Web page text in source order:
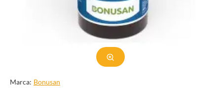
de enfermedades como la obesidad, la diabetes tipo 2, la artritis
reumatoide y ciertos tipos de cáncer (existen estudios que
confirman que los omega 3 reducen el riesgo de cáncer de mama,
colon, próstata y páncreas).
También se está investigando su efecto sobre la visión. En
concreto, aunque hacen falta más investigaciones en esta línea,
estar implicada en el origen de la degeneración macular asociada
Marca: Bonusan